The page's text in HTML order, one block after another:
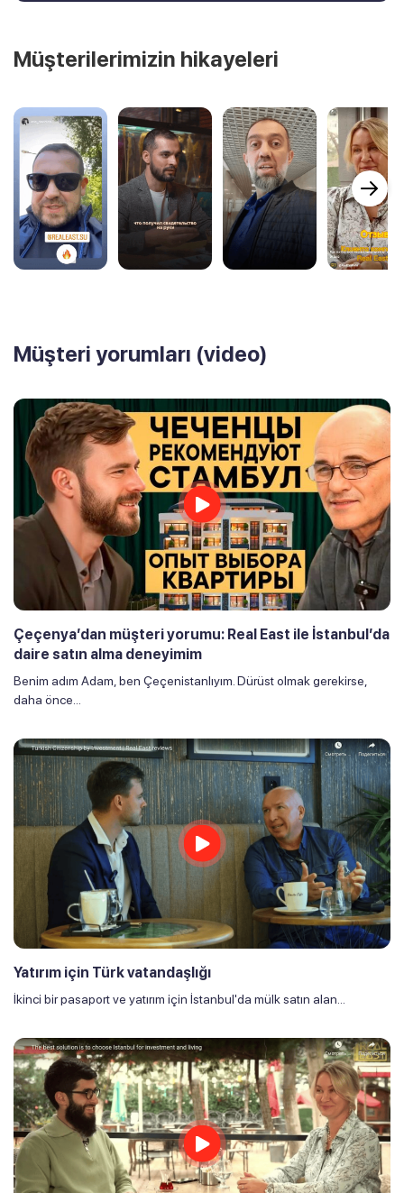
Müşterilerimizin hikayeleri
Müşteri yorumları (video)
Çeçenya’dan müşteri yorumu: Real East ile İstanbul’da
daire satın alma deneyimim
Benim adım Adam, ben Çeçenistanlıyım. Dürüst olmak gerekirse,
daha önce...
Yatırım için Türk vatandaşlığı
İkinci bir pasaport ve yatırım için İstanbul'da mülk satın alan...